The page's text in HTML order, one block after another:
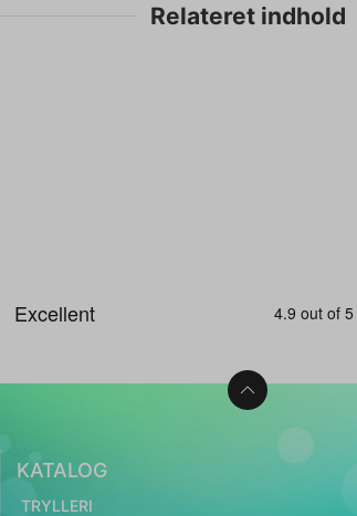
Relateret indhold
KATALOG
TRYLLERI